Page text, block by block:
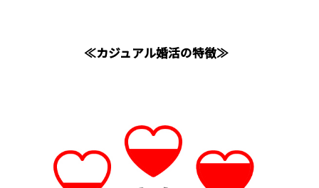
≪カジュアル婚活の特徴≫